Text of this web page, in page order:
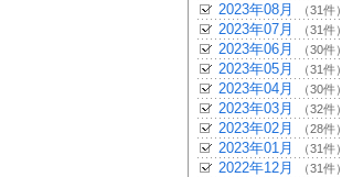
2023年08月 （31件）
2023年07月 （31件）
2023年06月 （30件）
2023年05月 （31件）
2023年04月 （30件）
2023年03月 （32件）
2023年02月 （28件）
2023年01月 （31件）
2022年12月 （31件）